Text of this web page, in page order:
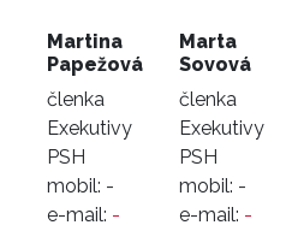
Martina
Papežová
členka
Exekutivy
PSH
mobil: -
e-mail: -
Marta
Sovová
členka
Exekutivy
PSH
mobil: -
e-mail: -